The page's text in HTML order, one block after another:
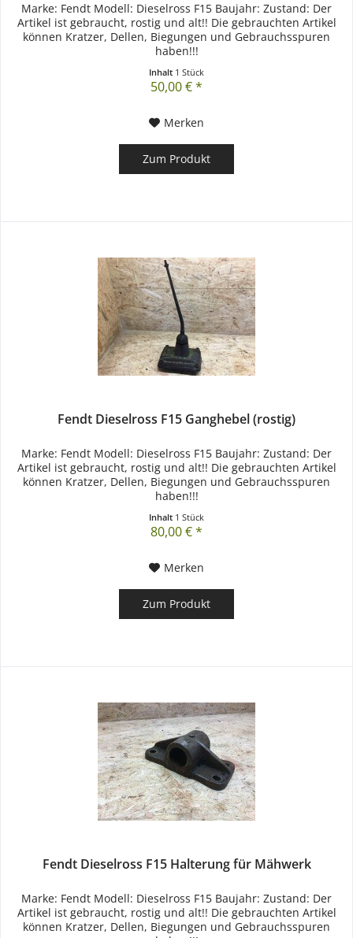
Marke: Fendt Modell: Dieselross F15 Baujahr: Zustand: Der
Artikel ist gebraucht, rostig und alt!! Die gebrauchten Artikel
können Kratzer, Dellen, Biegungen und Gebrauchsspuren
haben!!!
Inhalt 1 Stück
50,00 € *
Merken
Zum Produkt
Fendt Dieselross F15 Ganghebel (rostig)
Marke: Fendt Modell: Dieselross F15 Baujahr: Zustand: Der
Artikel ist gebraucht, rostig und alt!! Die gebrauchten Artikel
können Kratzer, Dellen, Biegungen und Gebrauchsspuren
haben!!!
Inhalt 1 Stück
80,00 € *
Merken
Zum Produkt
Fendt Dieselross F15 Halterung für Mähwerk
Marke: Fendt Modell: Dieselross F15 Baujahr: Zustand: Der
Artikel ist gebraucht, rostig und alt!! Die gebrauchten Artikel
können Kratzer, Dellen, Biegungen und Gebrauchsspuren